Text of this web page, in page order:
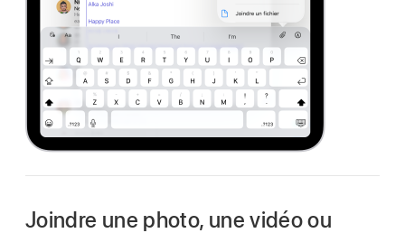
Joindre une photo, une vidéo ou